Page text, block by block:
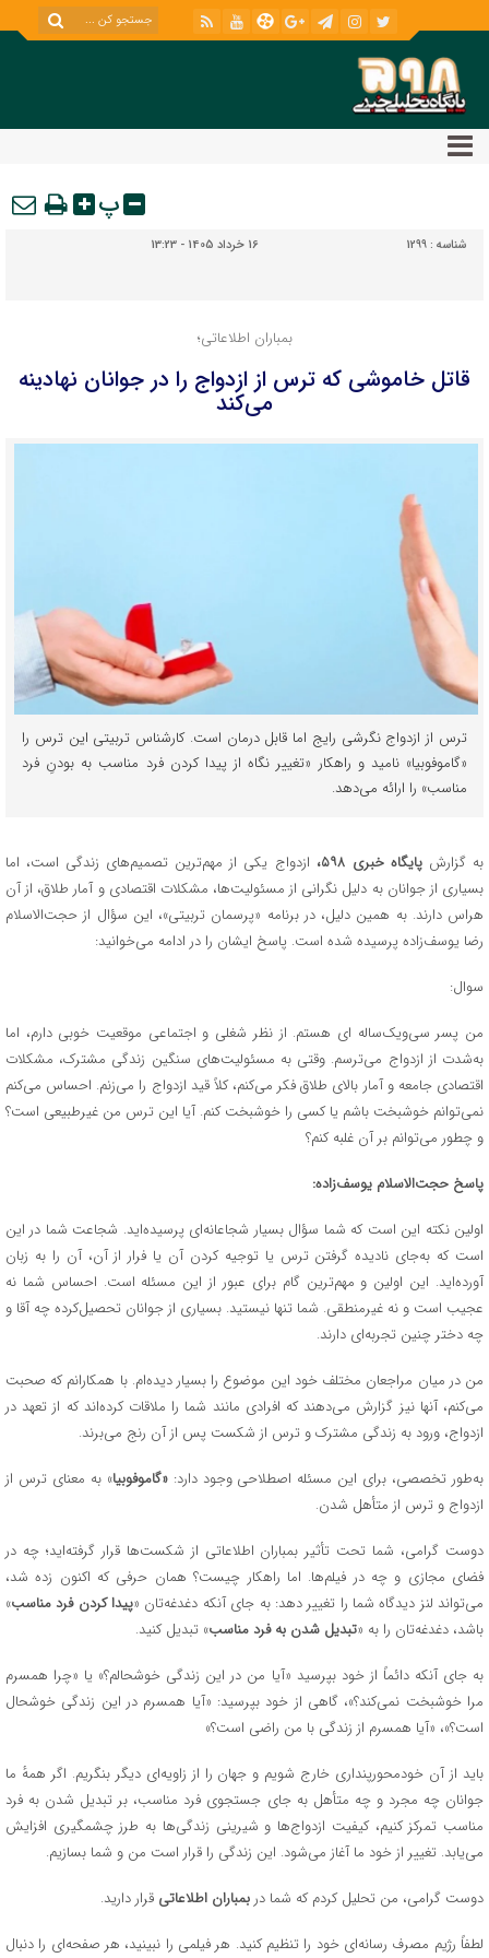
پ
شناسه : 1299 16 خرداد 1405 - 13:23
بمباران اطلاعاتی؛
قاتل خاموشی که ترس از ازدواج را در جوانان نهادینه
می‌کند
ترس از ازدواج نگرشی رایج اما قابل درمان است. کارشناس تربیتی این ترس را
«گاموفوبیا» نامید و راهکار «تغییر نگاه از پیدا کردن فرد مناسب به بودنِ فرد
مناسب» را ارائه می‌دهد.
به گزارشپایگاه خبری ۵۹۸،
ازدواج یکی از مهم‌ترین تصمیم‌های زندگی است، اما
بسیاری از جوانان به دلیل نگرانی از مسئولیت‌ها، مشکلات اقتصادی و آمار طلاق، از آن
هراس دارند. به همین دلیل، در برنامه «پرسمان تربیتی»، این سؤال از حجت‌الاسلام
رضا یوسف‌زاده پرسیده شده است. پاسخ ایشان را در ادامه می‌خوانید:
سوال:
من پسر سی‌ویک‌ساله ای هستم. از نظر شغلی و اجتماعی موقعیت خوبی دارم، اما
به‌شدت از ازدواج می‌ترسم. وقتی به مسئولیت‌های سنگین زندگی مشترک، مشکلات
اقتصادی جامعه و آمار بالای طلاق فکر می‌کنم، کلاً قید ازدواج را می‌زنم. احساس می‌کنم
نمی‌توانم خوشبخت باشم یا کسی را خوشبخت کنم. آیا این ترس من غیرطبیعی است؟
و چطور می‌توانم بر آن غلبه کنم؟
پاسخ حجت‌الاسلام یوسف‌زاده:
اولین نکته این است که شما سؤال بسیار شجاعانه‌ای پرسیده‌اید. شجاعت شما در این
است که به‌جای نادیده گرفتن ترس یا توجیه کردن آن یا فرار از آن، آن را به زبان
آورده‌اید. این اولین و مهم‌ترین گام برای عبور از این مسئله است. احساس شما نه
عجیب است و نه غیرمنطقی. شما تنها نیستید. بسیاری از جوانان تحصیل‌کرده چه آقا و
چه دختر چنین تجربه‌ای دارند.
من در میان مراجعان مختلف خود این موضوع را بسیار دیده‌ام. با همکارانم که صحبت
می‌کنم، آنها نیز گزارش می‌دهند که افرادی مانند شما را ملاقات کرده‌اند که از تعهد در
ازدواج، ورود به زندگی مشترک و ترس از شکست پس از آن رنج می‌برند.
به‌طور تخصصی، برای این مسئله اصطلاحی وجود دارد:«گاموفوبیا» به معنای ترس از
ازدواج و ترس از متأهل شدن.
دوست گرامی، شما تحت تأثیر بمباران اطلاعاتی از شکست‌ها قرار گرفته‌اید؛ چه در
فضای مجازی و چه در فیلم‌ها. اما راهکار چیست؟ همان حرفی که اکنون زده شد،
می‌تواند لنز دیدگاه شما را تغییر دهد: به جای آنکه دغدغه‌تان «پیدا کردن فرد مناسب»
باشد، دغدغه‌تان را به «تبدیل شدن به فرد مناسب» تبدیل کنید.
به جای آنکه دائماً از خود بپرسید «آیا من در این زندگی خوشحالم؟» یا «چرا همسرم
مرا خوشبخت نمی‌کند؟»، گاهی از خود بپرسید: «آیا همسرم در این زندگی خوشحال
است؟»، «آیا همسرم از زندگی با من راضی است؟»
باید از آن خودمحورپنداری خارج شویم و جهان را از زاویه‌ای دیگر بنگریم. اگر همهٔ ما
جوانان چه مجرد و چه متأهل به جای جستجوی فرد مناسب، بر تبدیل شدن به فرد
مناسب تمرکز کنیم، کیفیت ازدواج‌ها و شیرینی زندگی‌ها به طرز چشمگیری افزایش
می‌یابد. تغییر از خود ما آغاز می‌شود. این زندگی را قرار است من و شما بسازیم.
دوست گرامی، من تحلیل کردم که شما در بمباران اطلاعاتی قرار دارید.
لطفاً رژیم مصرف رسانه‌ای خود را تنظیم کنید. هر فیلمی را نبینید، هر صفحه‌ای را دنبال